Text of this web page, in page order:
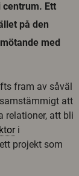
Ett
på den
med
fram av såväl
att
relationer, att bli
i
projekt som